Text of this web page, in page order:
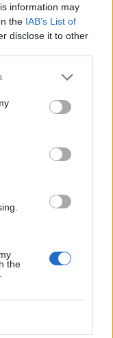
information may
the IAB’s List of
disclose it to other
the
σήμερα πιο